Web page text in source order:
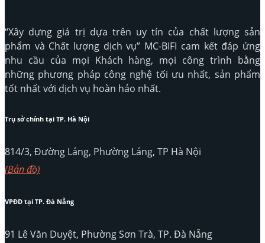
“Xây dựng giá trị dựa trên uy tín của chất lượng sản
phẩm và Chất lượng dịch vụ” MC-BIFI cam kết đáp ứng
nhu cầu của mọi Khách hàng, mọi công trình bằng
những phương pháp công nghệ tối ưu nhất, sản phẩm
tốt nhất với dịch vụ hoàn hảo nhất.
Trụ sở chính tại TP. Hà Nội
814/3, Đường Láng, Phường Láng, TP Hà Nội
(Bản đồ)
VPĐD tại TP. Đà Nẵng
91 Lê Văn Duyệt, Phường Sơn Trà, TP. Đà Nẵng